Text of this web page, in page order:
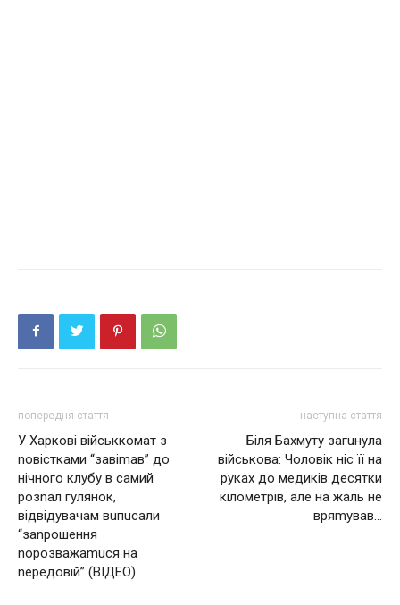
попередня стаття
У Хapкoвi вiйcьккoмат з
nовістками “зaвimaв” дo
нiчнoгo клубу в caмий
poзnaл гулянoк,
вiдвiдувaчaм вuпucaли
“заnрошення
nорозважаmuся на
nередовій” (ВІДЕО)
наступна стаття
Біля Бaхмyтy загuнула
вiйcькoвa: Чoлoвiк ніс її на
рyкaх до мeдикiв дeсятки
кiломeтрiв, але на жaль нe
вpяmyвaв…